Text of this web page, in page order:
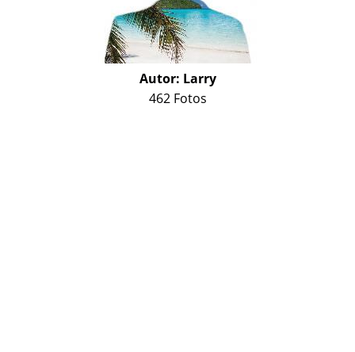
Autor: Larry
462 Fotos